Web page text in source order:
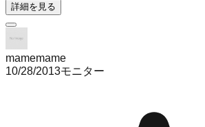
詳細を見る
mamemame
10/28/2013モニター